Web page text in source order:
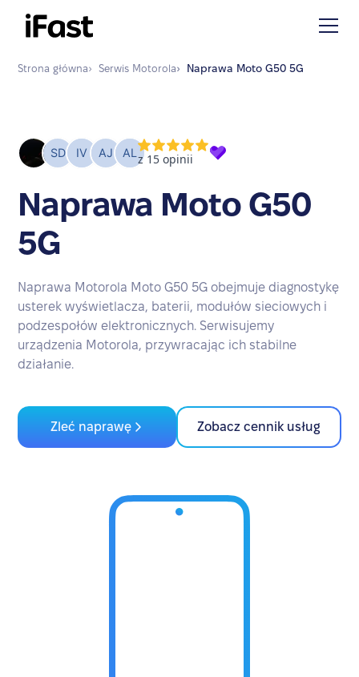
Strona główna› Serwis Motorola› Naprawa Moto G50 5G
Naprawa Moto G50
5G
Naprawa Motorola Moto G50 5G obejmuje diagnostykę
usterek wyświetlacza, baterii, modułów sieciowych i
podzespołów elektronicznych. Serwisujemy
urządzenia Motorola, przywracając ich stabilne
działanie.
Zleć naprawę Zobacz cennik usług